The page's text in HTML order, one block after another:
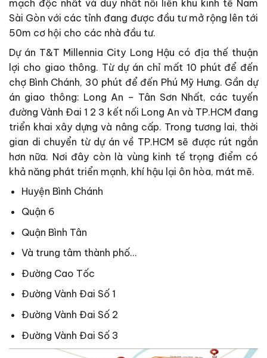
mạch độc nhất và duy nhất nối liền khu kinh tế Nam
Sài Gòn với các tỉnh đang được đầu tư mở rộng lên tới
50m cơ hội cho các nhà đầu tư.
Dự án T&T Millennia City Long Hậu có địa thế thuận
lợi cho giao thông. Từ dự án chỉ mất 10 phút để đến
chợ Bình Chánh, 30 phút để đến Phú Mỹ Hưng. Gần dự
án giao thông: Long An – Tân Sơn Nhất, các tuyến
đường Vành Đai 1 2 3 kết nối Long An và TP.HCM đang
triển khai xây dựng và nâng cấp. Trong tương lai, thời
gian di chuyển từ dự án về TP.HCM sẽ được rút ngắn
hơn nữa. Nơi đây còn là vùng kinh tế trọng điểm có
khả năng phát triển mạnh, khí hậu lại ôn hòa, mát mẽ.
Huyện Bình Chánh
Quận 6
Quận Bình Tân
Và trung tâm thành phố…
Đường Cao Tốc
Đường Vành Đai Số 1
Đường Vành Đai Số 2
Đường Vành Đai Số 3